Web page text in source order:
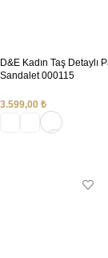
D&E Kadın Taş Detaylı
Sandalet 000115
3.599,00 ₺